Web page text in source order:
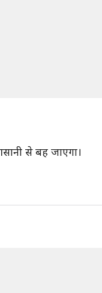
से बह जाएगा।